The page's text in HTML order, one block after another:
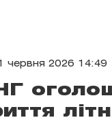
червня 2026 14:49